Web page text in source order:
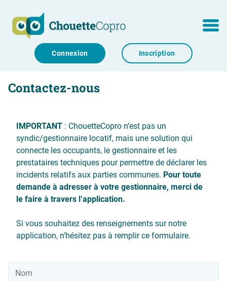
MENU
Connexion Inscription
Contactez-nous
IMPORTANT : ChouetteCopro n’est pas un
syndic/gestionnaire locatif, mais une solution qui
connecte les occupants, le gestionnaire et les
prestataires techniques pour permettre de déclarer les
incidents relatifs aux parties communes. Pour toute
demande à adresser à votre gestionnaire, merci de
le faire à travers l’application.
Si vous souhaitez des renseignements sur notre
application, n’hésitez pas à remplir ce formulaire.